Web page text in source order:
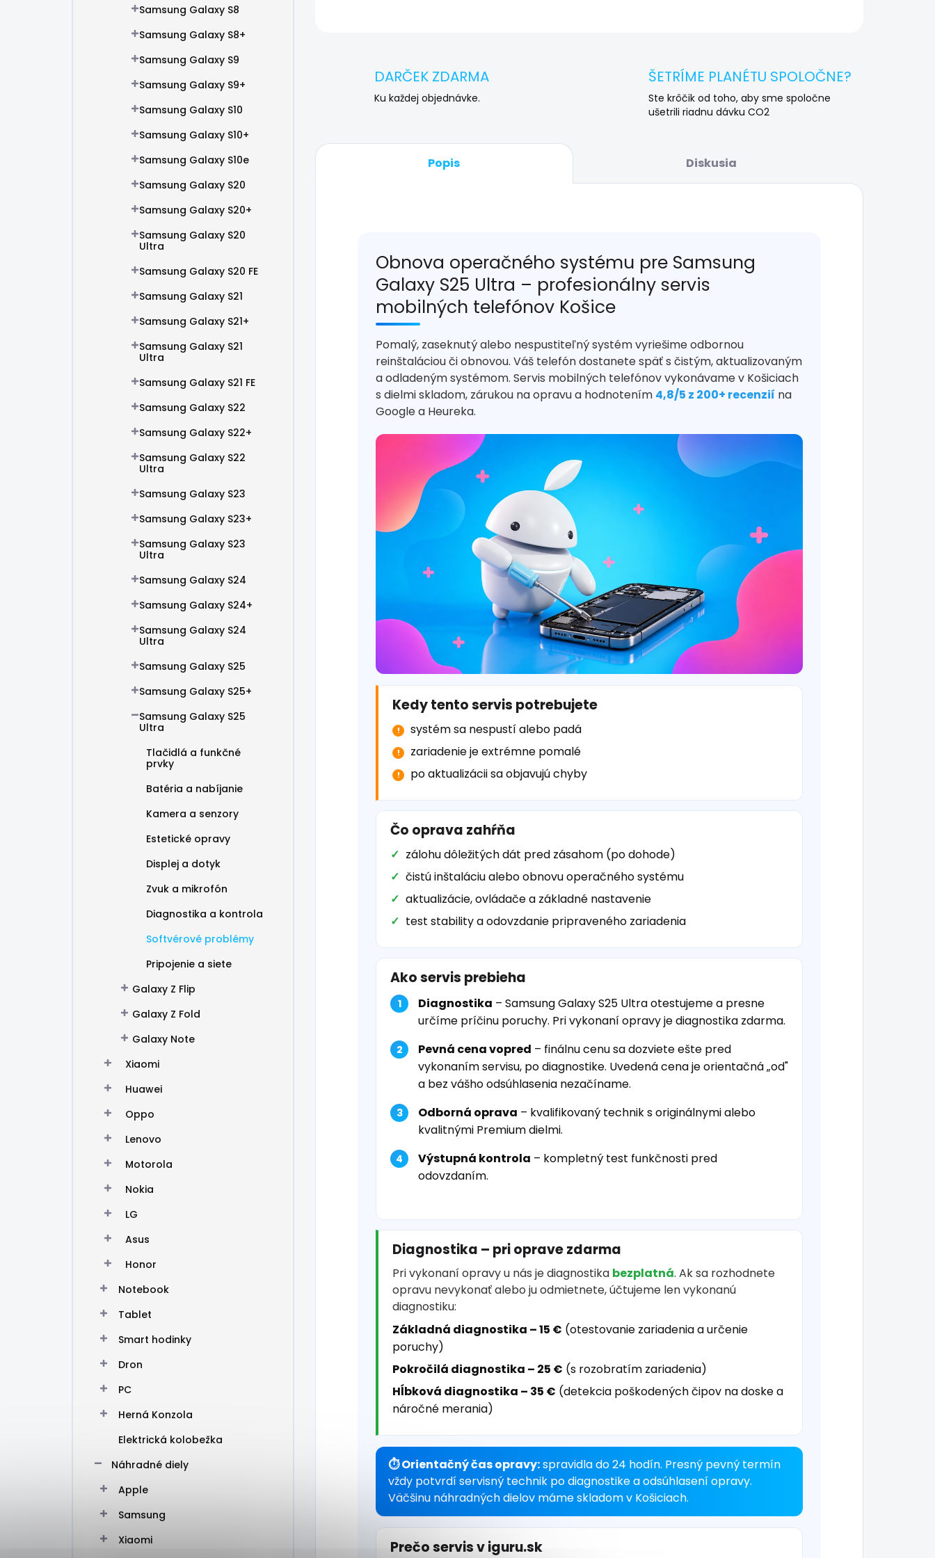
Samsung Galaxy S8
Samsung Galaxy S8+
Samsung Galaxy S9
Samsung Galaxy S9+
Samsung Galaxy S10
Samsung Galaxy S10+
Samsung Galaxy S10e
Samsung Galaxy S20
Samsung Galaxy S20+
Samsung Galaxy S20
Ultra
Samsung Galaxy S20 FE
Samsung Galaxy S21
Samsung Galaxy S21+
Samsung Galaxy S21
Ultra
Samsung Galaxy S21 FE
Samsung Galaxy S22
Samsung Galaxy S22+
Samsung Galaxy S22
Ultra
Samsung Galaxy S23
Samsung Galaxy S23+
Samsung Galaxy S23
Ultra
Samsung Galaxy S24
Samsung Galaxy S24+
Samsung Galaxy S24
Ultra
Samsung Galaxy S25
Samsung Galaxy S25+
Samsung Galaxy S25
Ultra
Tlačidlá a funkčné
prvky
Batéria a nabíjanie
Kamera a senzory
Estetické opravy
Displej a dotyk
Zvuk a mikrofón
Diagnostika a kontrola
Softvérové problémy
Pripojenie a siete
Galaxy Z Flip
Galaxy Z Fold
Galaxy Note
Xiaomi
Huawei
Oppo
Lenovo
Motorola
Nokia
LG
Asus
Honor
Notebook
Tablet
Smart hodinky
Dron
PC
Herná Konzola
Elektrická kolobežka
Náhradné diely
Apple
Samsung
Xiaomi
DARČEK ZDARMA
Ku každej objednávke.
ŠETRÍME PLANÉTU SPOLOČNE?
Ste krôčik od toho, aby sme spoločne
ušetrili riadnu dávku CO2
Popis Diskusia
Obnova operačného systému pre Samsung
Galaxy S25 Ultra – profesionálny servis
mobilných telefónov Košice
Pomalý, zaseknutý alebo nespustiteľný systém vyriešime odbornou
reinštaláciou či obnovou. Váš telefón dostanete späť s čistým, aktualizovaným
a odladeným systémom. Servis mobilných telefónov vykonávame v Košiciach
s dielmi skladom, zárukou na opravu a hodnotením 4,8/5 z 200+ recenzií na
Google a Heureka.
Kedy tento servis potrebujete
systém sa nespustí alebo padá
zariadenie je extrémne pomalé
po aktualizácii sa objavujú chyby
Čo oprava zahŕňa
zálohu dôležitých dát pred zásahom (po dohode)
čistú inštaláciu alebo obnovu operačného systému
aktualizácie, ovládače a základné nastavenie
test stability a odovzdanie pripraveného zariadenia
Ako servis prebieha
Diagnostika – Samsung Galaxy S25 Ultra otestujeme a presne
určíme príčinu poruchy. Pri vykonaní opravy je diagnostika zdarma.
Pevná cena vopred – finálnu cenu sa dozviete ešte pred
vykonaním servisu, po diagnostike. Uvedená cena je orientačná „od"
a bez vášho odsúhlasenia nezačíname.
Odborná oprava – kvalifikovaný technik s originálnymi alebo
kvalitnými Premium dielmi.
Výstupná kontrola – kompletný test funkčnosti pred
odovzdaním.
Diagnostika – pri oprave zdarma
Pri vykonaní opravy u nás je diagnostika bezplatná. Ak sa rozhodnete
opravu nevykonať alebo ju odmietnete, účtujeme len vykonanú
diagnostiku:
Základná diagnostika – 15 € (otestovanie zariadenia a určenie
poruchy)
Pokročilá diagnostika – 25 € (s rozobratím zariadenia)
Hĺbková diagnostika – 35 € (detekcia poškodených čipov na doske a
náročné merania)
⏱ Orientačný čas opravy:spravidla do 24 hodín. Presný pevný termín
vždy potvrdí servisný technik po diagnostike a odsúhlasení opravy.
Väčšinu náhradných dielov máme skladom v Košiciach.
Prečo servis v iguru.sk